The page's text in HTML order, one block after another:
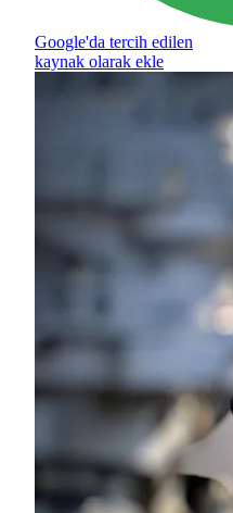
Google'da tercih edilen
kaynak olarak ekle